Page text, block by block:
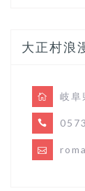
大正村浪
岐阜